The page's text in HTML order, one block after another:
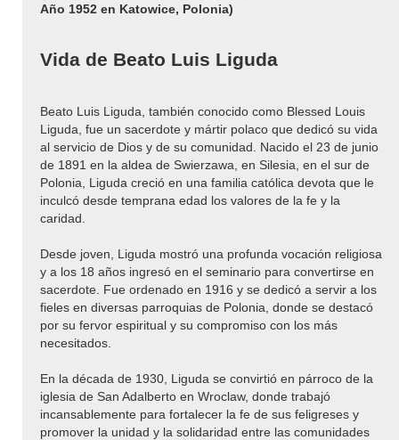
Año 1952 en Katowice, Polonia)
Vida de Beato Luis Liguda
Beato Luis Liguda, también conocido como Blessed Louis
Liguda, fue un sacerdote y mártir polaco que dedicó su vida
al servicio de Dios y de su comunidad. Nacido el 23 de junio
de 1891 en la aldea de Swierzawa, en Silesia, en el sur de
Polonia, Liguda creció en una familia católica devota que le
inculcó desde temprana edad los valores de la fe y la
caridad.
Desde joven, Liguda mostró una profunda vocación religiosa
y a los 18 años ingresó en el seminario para convertirse en
sacerdote. Fue ordenado en 1916 y se dedicó a servir a los
fieles en diversas parroquias de Polonia, donde se destacó
por su fervor espiritual y su compromiso con los más
necesitados.
En la década de 1930, Liguda se convirtió en párroco de la
iglesia de San Adalberto en Wroclaw, donde trabajó
incansablemente para fortalecer la fe de sus feligreses y
promover la unidad y la solidaridad entre las comunidades